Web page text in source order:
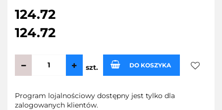
124.72
124.72
szt. DO KOSZYKA
Program lojalnościowy dostępny jest tylko dla
zalogowanych klientów.